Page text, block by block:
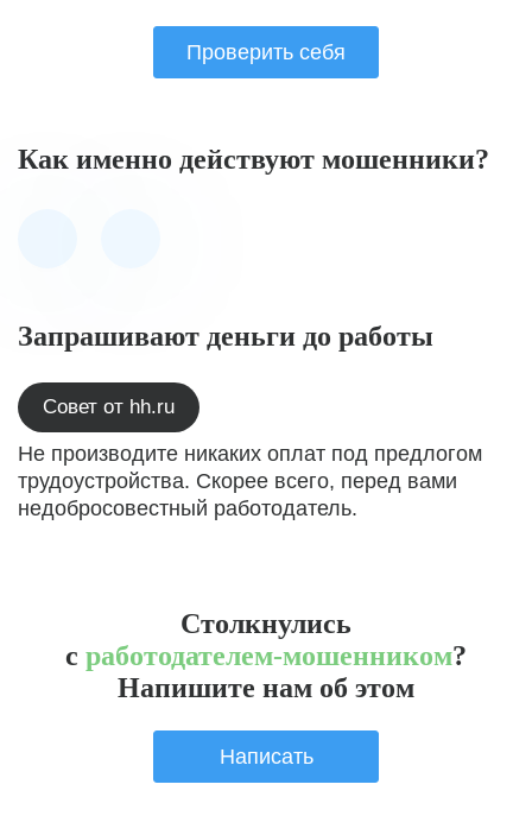
Проверить себя
Как именно действуют мошенники?
Запрашивают деньги до работы
Совет от hh.ru
Не производите никаких оплат под предлогом
трудоустройства. Скорее всего, перед вами
недобросовестный работодатель.
Столкнулись
с работодателем-мошенником?
Напишите нам об этом
Написать